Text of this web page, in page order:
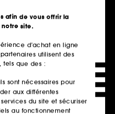
fois
afin de vous offrir la
site.
d’achat en ligne
utilisent des
tels que des :
sont nécessaires pour
aux différentes
du site et sécuriser
au fonctionnement